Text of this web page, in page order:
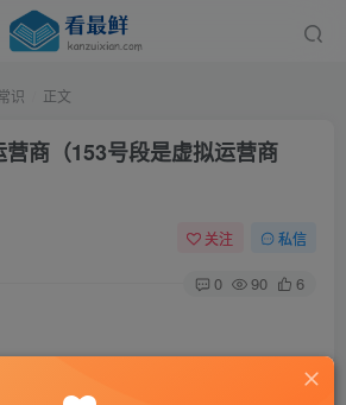
识 正文
商（153号段是虚拟运营商
关注 私信
0 90 6